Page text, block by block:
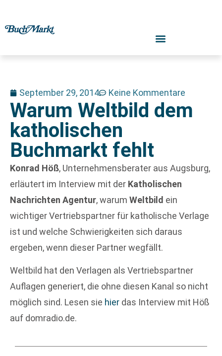
September 29, 2014 Keine Kommentare
Warum Weltbild dem
katholischen
Buchmarkt fehlt
Konrad Höß, Unternehmensberater aus Augsburg,
erläutert im Interview mit der Katholischen
Nachrichten Agentur, warum Weltbild ein
wichtiger Vertriebspartner für katholische Verlage
ist und welche Schwierigkeiten sich daraus
ergeben, wenn dieser Partner wegfällt.
Weltbild hat den Verlagen als Vertriebspartner
Auflagen generiert, die ohne diesen Kanal so nicht
möglich sind. Lesen sie hier das Interview mit Höß
auf domradio.de.